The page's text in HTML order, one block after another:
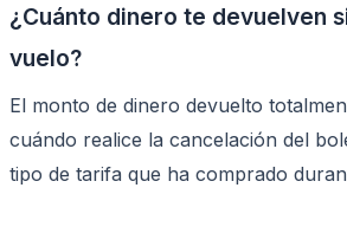
¿Cuánto dinero te devuelven
vuelo?
El monto de dinero devuelto
cuándo realice la cancelación del
tipo de tarifa que ha comprado